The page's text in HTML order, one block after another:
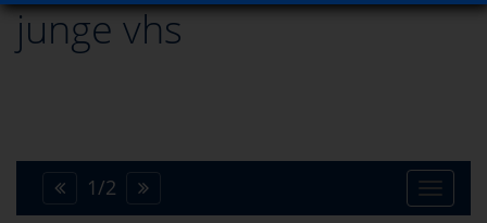
junge vhs
Toggle
1/2